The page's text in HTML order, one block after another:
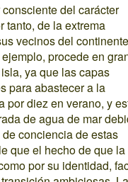
del carácter
tanto, de la extrema
vecinos del
procede en
ya que las capas
para abastecer a la
por diez en verano, y
de agua de mar
conciencia de estas
que el hecho de que
por su identidad,